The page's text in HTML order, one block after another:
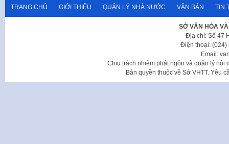
TRANG CHỦ GIỚI THIỆU QUẢN LÝ NHÀ NƯỚC VĂN BẢN TIN
SỞ VĂN HÓA
Địa chỉ: Số 47
Điện thoại: (024)
Email:
Chịu trách nhiệm phát ngôn và quản lý nội
Bản quyền thuộc về Sở VHTT. Yêu